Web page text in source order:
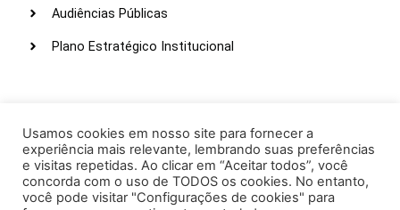
Audiências Públicas
Plano Estratégico Institucional
Webmail
Intranet
Administração
Usamos cookies em nosso site para fornecer a
experiência mais relevante, lembrando suas preferências
e visitas repetidas. Ao clicar em “Aceitar todos”, você
concorda com o uso de TODOS os cookies. No entanto,
você pode visitar "Configurações de cookies" para